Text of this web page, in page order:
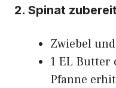
2. Spinat
Zwiebel
1 EL
Pfanne